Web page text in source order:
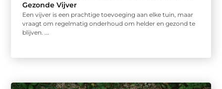
Gezonde Vijver
Een vijver is een prachtige toevoeging aan elke tuin, maar
vraagt om regelmatig onderhoud om helder en gezond te
blijven. ...